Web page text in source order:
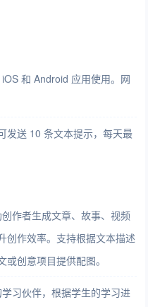
和 Android 应用使用。网
发送 10 条文本提示，每天最
作者生成文章、故事、视频
创作效率。支持根据文本描述
创意项目提供配图。
习伙伴，根据学生的学习进